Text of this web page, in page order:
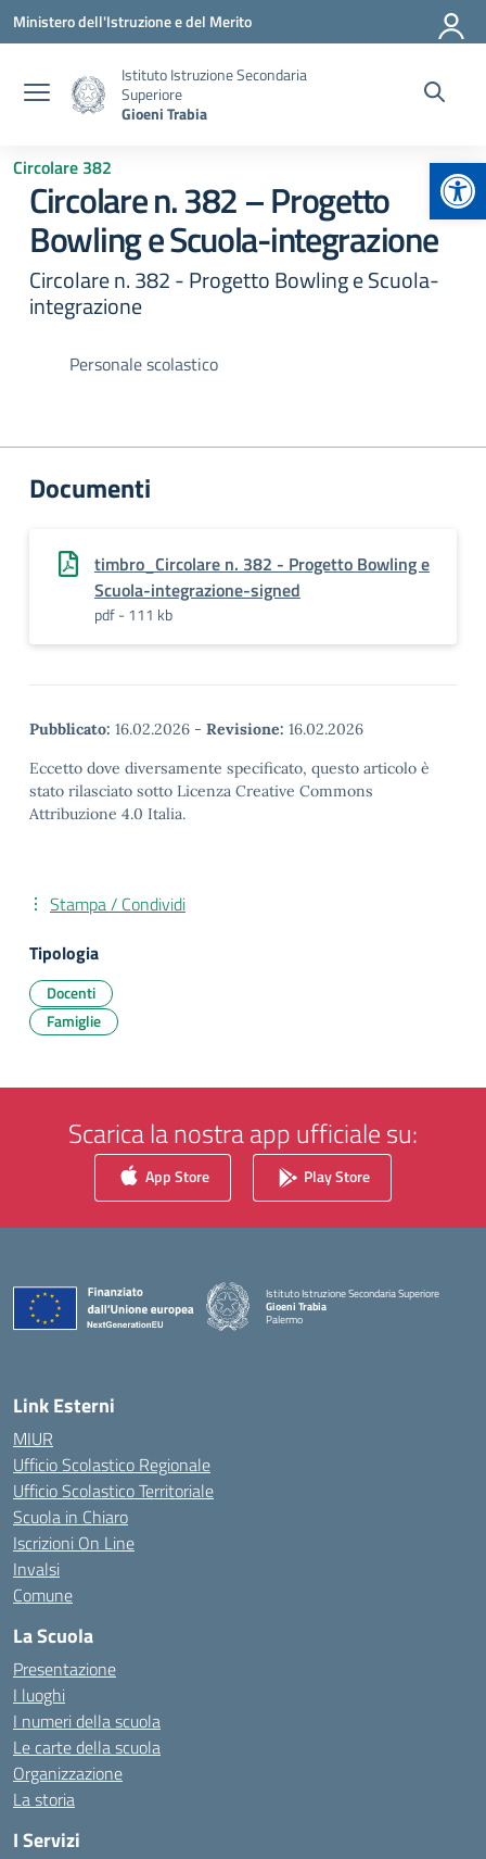
Vai ai contenuti
Vai al menu di navigazione
Vai al footer
Ministero dell'Istruzione e del Merito
Istituto Istruzione Secondaria
Superiore
Gioeni Trabia
Circolare 382
Circolare n. 382 – Progetto
Bowling e Scuola-integrazione
Circolare n. 382 - Progetto Bowling e Scuola-
integrazione
Personale scolastico
Documenti
timbro_Circolare n. 382 - Progetto Bowling e
Scuola-integrazione-signed
pdf - 111 kb
Pubblicato: 16.02.2026 - Revisione: 16.02.2026
Eccetto dove diversamente specificato, questo articolo è
stato rilasciato sotto Licenza Creative Commons
Attribuzione 4.0 Italia.
Stampa / Condividi
Tipologia
Docenti
Famiglie
Scarica la nostra app ufficiale su:
App Store Play Store
Istituto Istruzione Secondaria Superiore
Gioeni Trabia
Palermo
Link Esterni
MIUR
Ufficio Scolastico Regionale
Ufficio Scolastico Territoriale
Scuola in Chiaro
Iscrizioni On Line
Invalsi
Comune
La Scuola
Presentazione
I luoghi
I numeri della scuola
Le carte della scuola
Organizzazione
La storia
I Servizi